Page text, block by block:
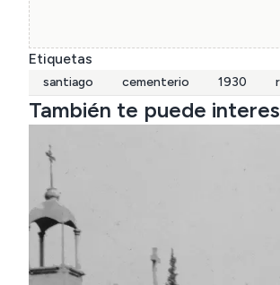
Etiquetas
santiago cementerio 1930
También te puede